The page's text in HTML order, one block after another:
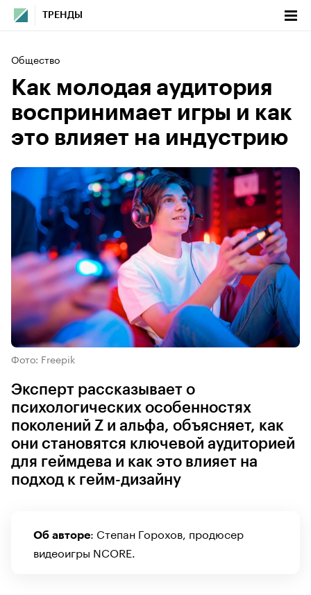
ТРЕНДЫ
Общество
Как молодая аудитория
воспринимает игры и как
это влияет на индустрию
Фото: Freepik
Эксперт рассказывает о
психологических особенностях
поколений Z и альфа, объясняет, как
они становятся ключевой аудиторией
для геймдева и как это влияет на
подход к гейм-дизайну
Об авторе: Степан Горохов, продюсер
видеоигры NCORE.